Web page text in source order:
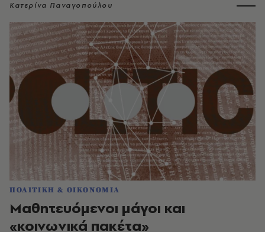
Κατερίνα Παναγοπούλου
ΠΟΛΙΤΙΚΗ & ΟΙΚΟΝΟΜΙΑ
Μαθητευόμενοι μάγοι και
«κοινωνικά πακέτα»